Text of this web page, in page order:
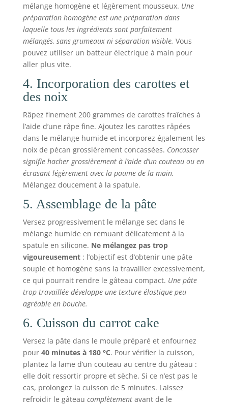
mélange homogène et légèrement mousseux. Une
préparation homogène est une préparation dans
laquelle tous les ingrédients sont parfaitement
mélangés, sans grumeaux ni séparation visible. Vous
pouvez utiliser un batteur électrique à main pour
aller plus vite.
4. Incorporation des carottes et
des noix
Râpez finement 200 grammes de carottes fraîches à
l’aide d’une râpe fine. Ajoutez les carottes râpées
dans le mélange humide et incorporez également les
noix de pécan grossièrement concassées. Concasser
signifie hacher grossièrement à l’aide d’un couteau ou en
écrasant légèrement avec la paume de la main.
Mélangez doucement à la spatule.
5. Assemblage de la pâte
Versez progressivement le mélange sec dans le
mélange humide en remuant délicatement à la
spatule en silicone. Ne mélangez pas trop
vigoureusement: l’objectif est d’obtenir une pâte
souple et homogène sans la travailler excessivement,
ce qui pourrait rendre le gâteau compact. Une pâte
trop travaillée développe une texture élastique peu
agréable en bouche.
6. Cuisson du carrot cake
Versez la pâte dans le moule préparé et enfournez
pour 40 minutes à 180 °C. Pour vérifier la cuisson,
plantez la lame d’un couteau au centre du gâteau :
elle doit ressortir propre et sèche. Si ce n’est pas le
cas, prolongez la cuisson de 5 minutes. Laissez
refroidir le gâteau complètementavant de le